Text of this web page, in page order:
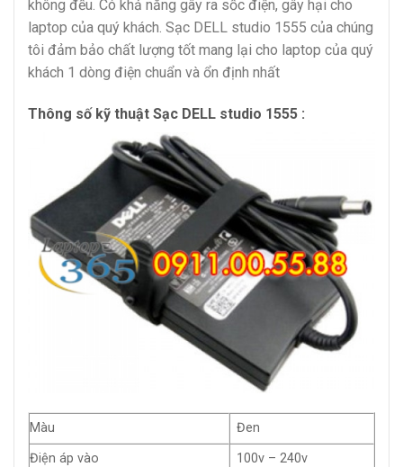
không đều. Có khả năng gây ra sốc điện, gây hại cho
laptop của quý khách. Sạc DELL studio 1555 của chúng
tôi đảm bảo chất lượng tốt mang lại cho laptop của quý
khách 1 dòng điện chuẩn và ổn định nhất
Thông số kỹ thuật Sạc DELL studio 1555 :
Màu
Đen
Điện áp vào
100v – 240v